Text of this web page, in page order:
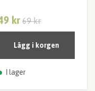
kr 69 kr
Lägg i korgen
I lager